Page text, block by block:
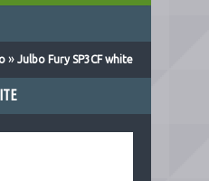
» Julbo Fury SP3CF white